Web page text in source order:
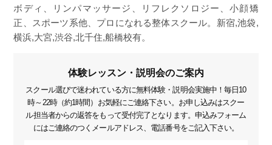
ボディ、リンパマッサージ、リフレクソロジー、小顔矯
正、スポーツ系他、プロになれる整体スクール。新宿,池袋,
横浜,大宮,渋谷,北千住,船橋校有。
体験レッスン・説明会のご案内
スクール選びで迷われている方に無料体験・説明会実施中！毎日10
時～22時（約1時間）お気軽にご連絡下さい。お申し込みはスクー
ル担当者からの返答をもって受付完了となります。申込みフォーム
にはご連絡のつくメールアドレス、電話番号をご記入下さい。